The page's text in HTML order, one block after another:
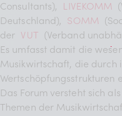
Consultants), LIVEKOMM
Deutschland), SOMM
der VUT (Verband
Es umfasst damit die
Musikwirtschaft, die durch
Wertschöpfungsstrukturen
Das Forum versteht sich
Themen der